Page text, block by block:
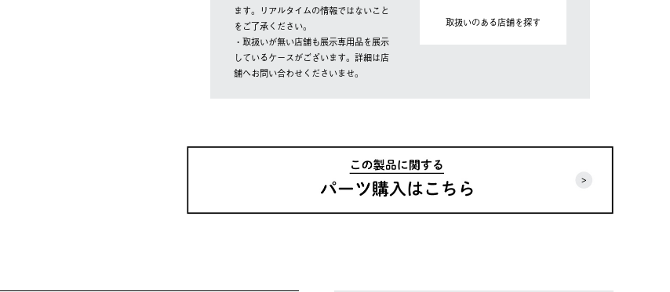
ます。リアルタイムの情報ではないこと
をご了承ください。
・取扱いが無い店舗も展示専用品を展示
しているケースがございます。詳細は店
舗へお問い合わせくださいませ。
取扱いのある店舗を探す